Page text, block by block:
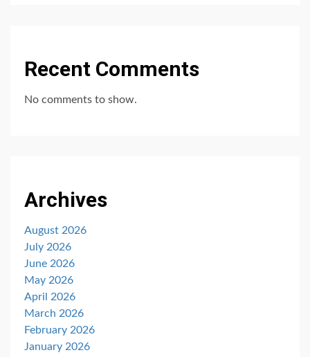
Recent Comments
No comments to show.
Archives
August 2026
July 2026
June 2026
May 2026
April 2026
March 2026
February 2026
January 2026